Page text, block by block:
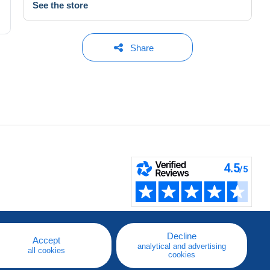
See the store
Share
Accept
all cookies
Decline
analytical and advertising
cookies